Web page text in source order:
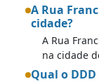
A Rua
cidade?
A Rua
na cidade
Qual o